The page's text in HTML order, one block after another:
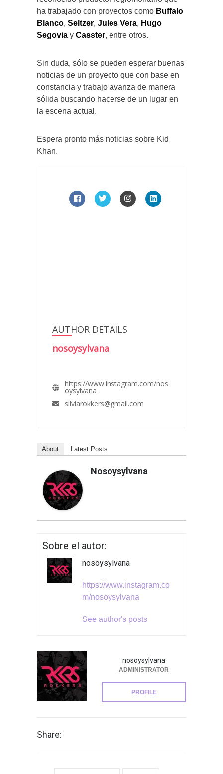
ha trabajado con proyectos como Buffalo
Blanco, Seltzer, Jules Vera, Hugo
Segovia y Casster, entre otros.
Sin duda, sólo se pueden esperar buenas
noticias de un proyecto que con base en
constancia y trabajo avanza de manera
sólida buscando hacerse de un lugar en
la escena actual.
Espera pronto más noticias sobre Kid
Khan.
AUTHOR DETAILS
nosoysylvana
https://www.instagram.com/nos
oysylvana
silviarokkers@gmail.com
About Latest Posts
Nosoysylvana
Sobre el autor:
nosoysylvana
https://www.instagram.co
m/nosoysylvana
See author's posts
nosoysylvana
ADMINISTRATOR
PROFILE
Share: